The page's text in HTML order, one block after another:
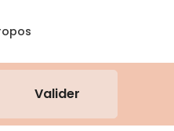
Valider